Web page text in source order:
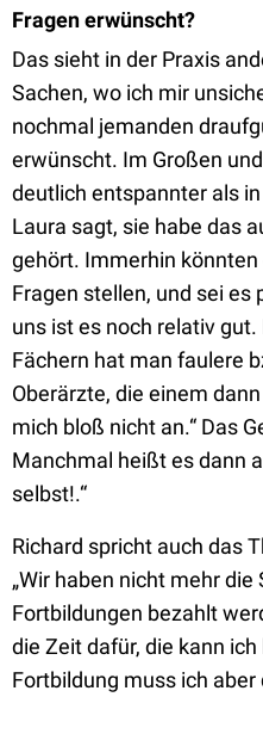
Fragen erwünscht?
Das sieht in der Praxis
Sachen, wo ich mir
nochmal jemanden
erwünscht. Im Großen
deutlich entspannter als in
Laura sagt, sie habe das
gehört. Immerhin
Fragen stellen, und sei es
uns ist es noch relativ
Fächern hat man faulere
Oberärzte, die einem
mich bloß nicht an.“ Das
Manchmal heißt es dann
selbst!.“
Richard spricht auch das
„Wir haben nicht mehr die
Fortbildungen bezahlt
die Zeit dafür, die kann
Fortbildung muss ich aber